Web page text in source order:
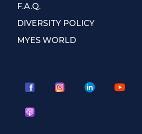
F.A.Q.
DIVERSITY POLICY
MYES WORLD